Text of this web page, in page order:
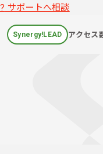
? サポートへ相談
Synergy!LEAD アクセス